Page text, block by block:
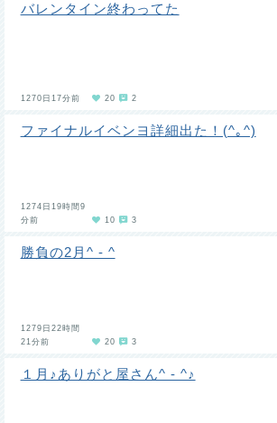
バレンタイン終わってた
1270日17分前 20 2
ファイナルイベンヨ詳細出た！(^｡^)
1274日19時間9
分前
10 3
勝負の2月^ - ^
1279日22時間
21分前
20 3
１月♪ありがと屋さん^ - ^♪